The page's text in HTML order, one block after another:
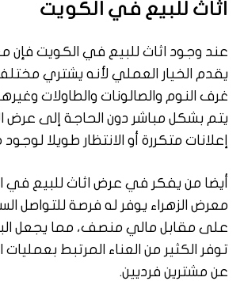
اثاث للبيع في الكويت
عند وجود اثاث للبيع في الكويت فإن
يقدم الخيار العملي لأنه يشتري
غرف النوم والصالونات والطاولات
يتم بشكل مباشر دون الحاجة إلى عرض
إعلانات متكررة أو الانتظار طويلا
أيضا من يفكر في عرض اثاث للبيع في
معرض الزهراء يوفر له فرصة للتواصل
على مقابل مالي منصف، مما يجعل
توفر الكثير من العناء المرتبط
عن مشترين فرديين.